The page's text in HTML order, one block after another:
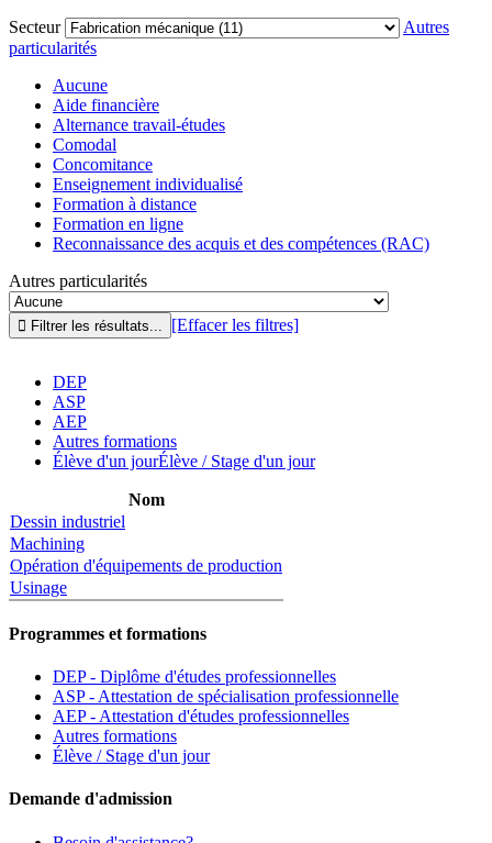
Secteur
Autres
particularités
Aucune
Aide financière
Alternance travail-études
Comodal
Concomitance
Enseignement individualisé
Formation à distance
Formation en ligne
Reconnaissance des acquis et des compétences (RAC)
Autres particularités
[Effacer les filtres]
DEP
ASP
AEP
Autres formations
Élève d'un jourÉlève / Stage d'un jour
Nom
Dessin industriel
Machining
Opération d'équipements de production
Usinage
Programmes et formations
DEP - Diplôme d'études professionnelles
ASP - Attestation de spécialisation professionnelle
AEP - Attestation d'études professionnelles
Autres formations
Élève / Stage d'un jour
Demande d'admission